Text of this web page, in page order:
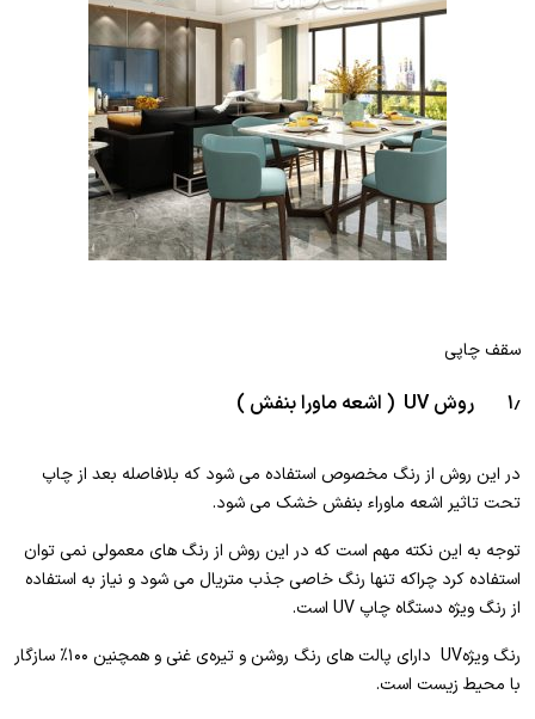
سقف چاپی
۱٫ روش UV ( اشعه ماورا بنفش )
در این روش از رنگ مخصوص استفاده می شود که بلافاصله بعد از چاپ
تحت تاثیر اشعه ماوراء بنفش خشک می شود.
توجه به این نکته مهم است که در این روش از رنگ های معمولی نمی توان
استفاده کرد چراکه تنها رنگ خاصی جذب متریال می شود و نیاز به استفاده
از رنگ ویژه دستگاه چاپ UV است.
رنگ ویژهUV دارای پالت های رنگ روشن و تیره‌ی غنی و همچنین ۱۰۰% سازگار
با محیط زیست است.